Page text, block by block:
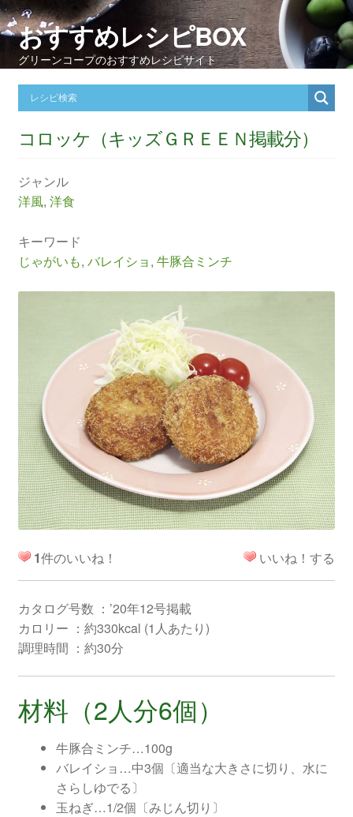
おすすめレシピBOX
グリーンコープのおすすめレシピサイト
コロッケ（キッズＧＲＥＥＮ掲載分）
ジャンル
洋風, 洋食
キーワード
じゃがいも, バレイショ, 牛豚合ミンチ
1件のいいね！ いいね！する
カタログ号数 ：’20年12号掲載
カロリー ：約330kcal (1人あたり)
調理時間 ：約30分
材料（2人分6個）
牛豚合ミンチ…100g
バレイショ…中3個〔適当な大きさに切り、水に
さらしゆでる〕
玉ねぎ…1/2個〔みじん切り〕